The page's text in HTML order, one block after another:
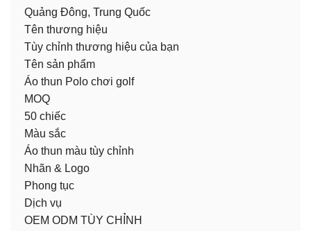
Quảng Đông, Trung Quốc
Tên thương hiệu
Tùy chỉnh thương hiệu của bạn
Tên sản phẩm
Áo thun Polo chơi golf
MOQ
50 chiếc
Màu sắc
Áo thun màu tùy chỉnh
Nhãn & Logo
Phong tục
Dịch vụ
OEM ODM TÙY CHỈNH